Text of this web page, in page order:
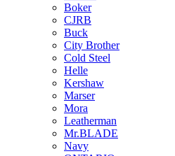
Boker
CJRB
Buck
City Brother
Cold Steel
Helle
Kershaw
Marser
Mora
Leatherman
Mr.BLADE
Navy